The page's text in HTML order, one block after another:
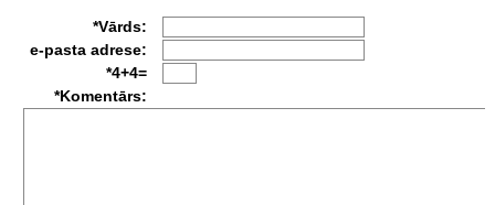
*Vārds:
e-pasta adrese:
*4+4=
*Komentārs: